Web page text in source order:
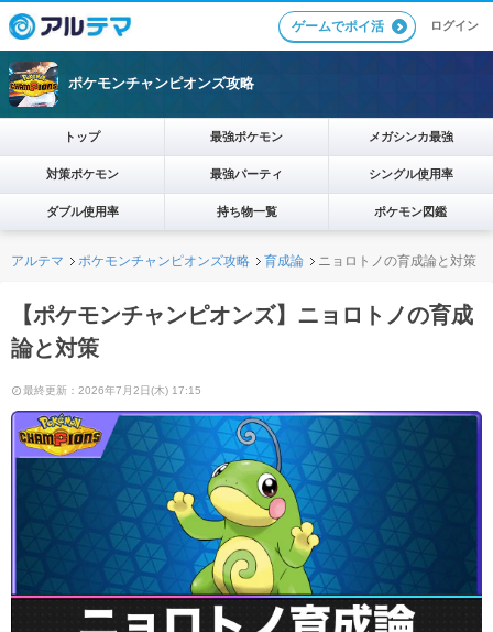
ゲームでポイ活 ログイン
ポケモンチャンピオンズ攻略
トップ 最強ポケモン メガシンカ最強
対策ポケモン 最強パーティ シングル使用率
ダブル使用率 持ち物一覧 ポケモン図鑑
アルテマ ポケモンチャンピオンズ攻略 育成論 ニョロトノの育成論と対策
【ポケモンチャンピオンズ】ニョロトノの育成
論と対策
最終更新：2026年7月2日(木) 17:15